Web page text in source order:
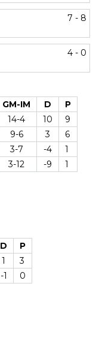
7 - 8
4 - 0
GM-IM D
P
14-4 10
9
9-6 3
6
3-7 -4
1
3-12 -9 1
D
P
1
3
-1 0